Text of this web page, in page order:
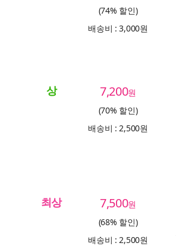
(74% 할인)
배송비 : 3,000원
상 7,200원
(70% 할인)
배송비 : 2,500원
최상 7,500원
(68% 할인)
배송비 : 2,500원